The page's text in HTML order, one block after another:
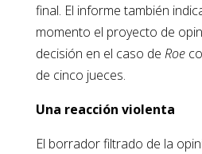
final. El informe también
momento el proyecto de
decisión en el caso de Roe
de cinco jueces.
Una reacción violenta
El borrador filtrado de la